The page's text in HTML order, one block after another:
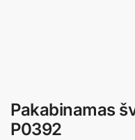
Pakabinamas
P0392